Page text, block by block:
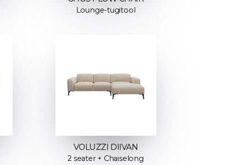
Lounge-tugitool
VOLUZZI DIIVAN
2 seater + Chaiselong